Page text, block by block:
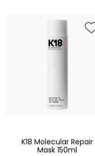
K18 Molecular Repair
Mask 150ml